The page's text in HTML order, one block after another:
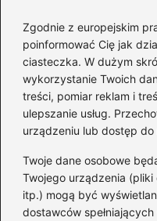
Zgodnie z europejskim
poinformować Cię jak
ciasteczka. W dużym
wykorzystanie Twoich
treści, pomiar reklam i
ulepszanie usług.
urządzeniu lub dostęp do
Twoje dane osobowe
Twojego urządzenia
itp.) mogą być
dostawców
Czym jest
warto ją mieć?
Ile papierosów
Anglii w 2025
Odkryj
warto